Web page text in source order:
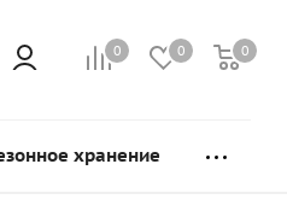
0 0 0
хранение